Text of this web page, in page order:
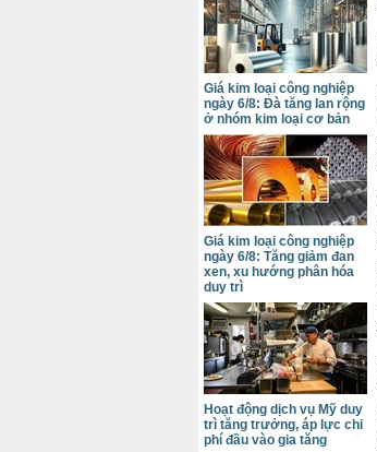
Giá kim loại công nghiệp
ngày 6/8: Đà tăng lan rộng
ở nhóm kim loại cơ bản
Giá kim loại công nghiệp
ngày 6/8: Tăng giảm đan
xen, xu hướng phân hóa
duy trì
Hoạt động dịch vụ Mỹ duy
trì tăng trưởng, áp lực chi
phí đầu vào gia tăng